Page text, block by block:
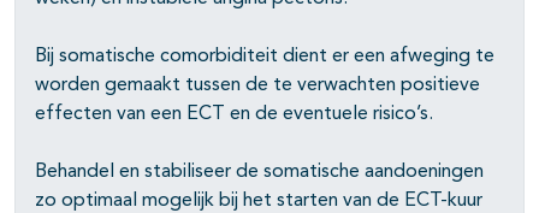
Bij somatische comorbiditeit dient er een afweging te
worden gemaakt tussen de te verwachten positieve
effecten van een ECT en de eventuele risico’s.
Behandel en stabiliseer de somatische aandoeningen
zo optimaal mogelijk bij het starten van de ECT-kuur